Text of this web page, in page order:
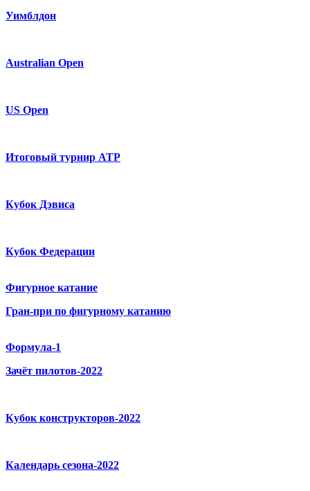
Уимблдон
Australian Open
US Open
Итоговый турнир ATP
Кубок Дэвиса
Кубок Федерации
Фигурное катание
Гран-при по фигурному катанию
Формула-1
Зачёт пилотов-2022
Кубок конструкторов-2022
Календарь сезона-2022